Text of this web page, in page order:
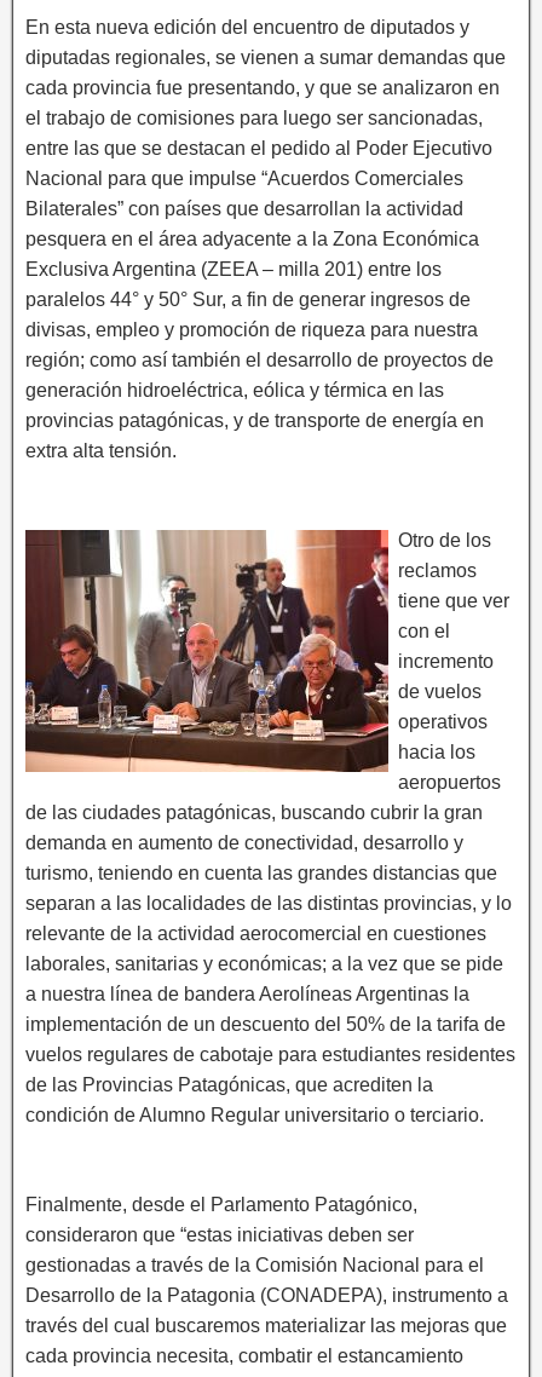
En esta nueva edición del encuentro de diputados y
diputadas regionales, se vienen a sumar demandas que
cada provincia fue presentando, y que se analizaron en
el trabajo de comisiones para luego ser sancionadas,
entre las que se destacan el pedido al Poder Ejecutivo
Nacional para que impulse “Acuerdos Comerciales
Bilaterales” con países que desarrollan la actividad
pesquera en el área adyacente a la Zona Económica
Exclusiva Argentina (ZEEA – milla 201) entre los
paralelos 44° y 50° Sur, a fin de generar ingresos de
divisas, empleo y promoción de riqueza para nuestra
región; como así también el desarrollo de proyectos de
generación hidroeléctrica, eólica y térmica en las
provincias patagónicas, y de transporte de energía en
extra alta tensión.
Otro de los
reclamos
tiene que ver
con el
incremento
de vuelos
operativos
hacia los
aeropuertos
de las ciudades patagónicas, buscando cubrir la gran
demanda en aumento de conectividad, desarrollo y
turismo, teniendo en cuenta las grandes distancias que
separan a las localidades de las distintas provincias, y lo
relevante de la actividad aerocomercial en cuestiones
laborales, sanitarias y económicas; a la vez que se pide
a nuestra línea de bandera Aerolíneas Argentinas la
implementación de un descuento del 50% de la tarifa de
vuelos regulares de cabotaje para estudiantes residentes
de las Provincias Patagónicas, que acrediten la
condición de Alumno Regular universitario o terciario.
Finalmente, desde el Parlamento Patagónico,
consideraron que “estas iniciativas deben ser
gestionadas a través de la Comisión Nacional para el
Desarrollo de la Patagonia (CONADEPA), instrumento a
través del cual buscaremos materializar las mejoras que
cada provincia necesita, combatir el estancamiento